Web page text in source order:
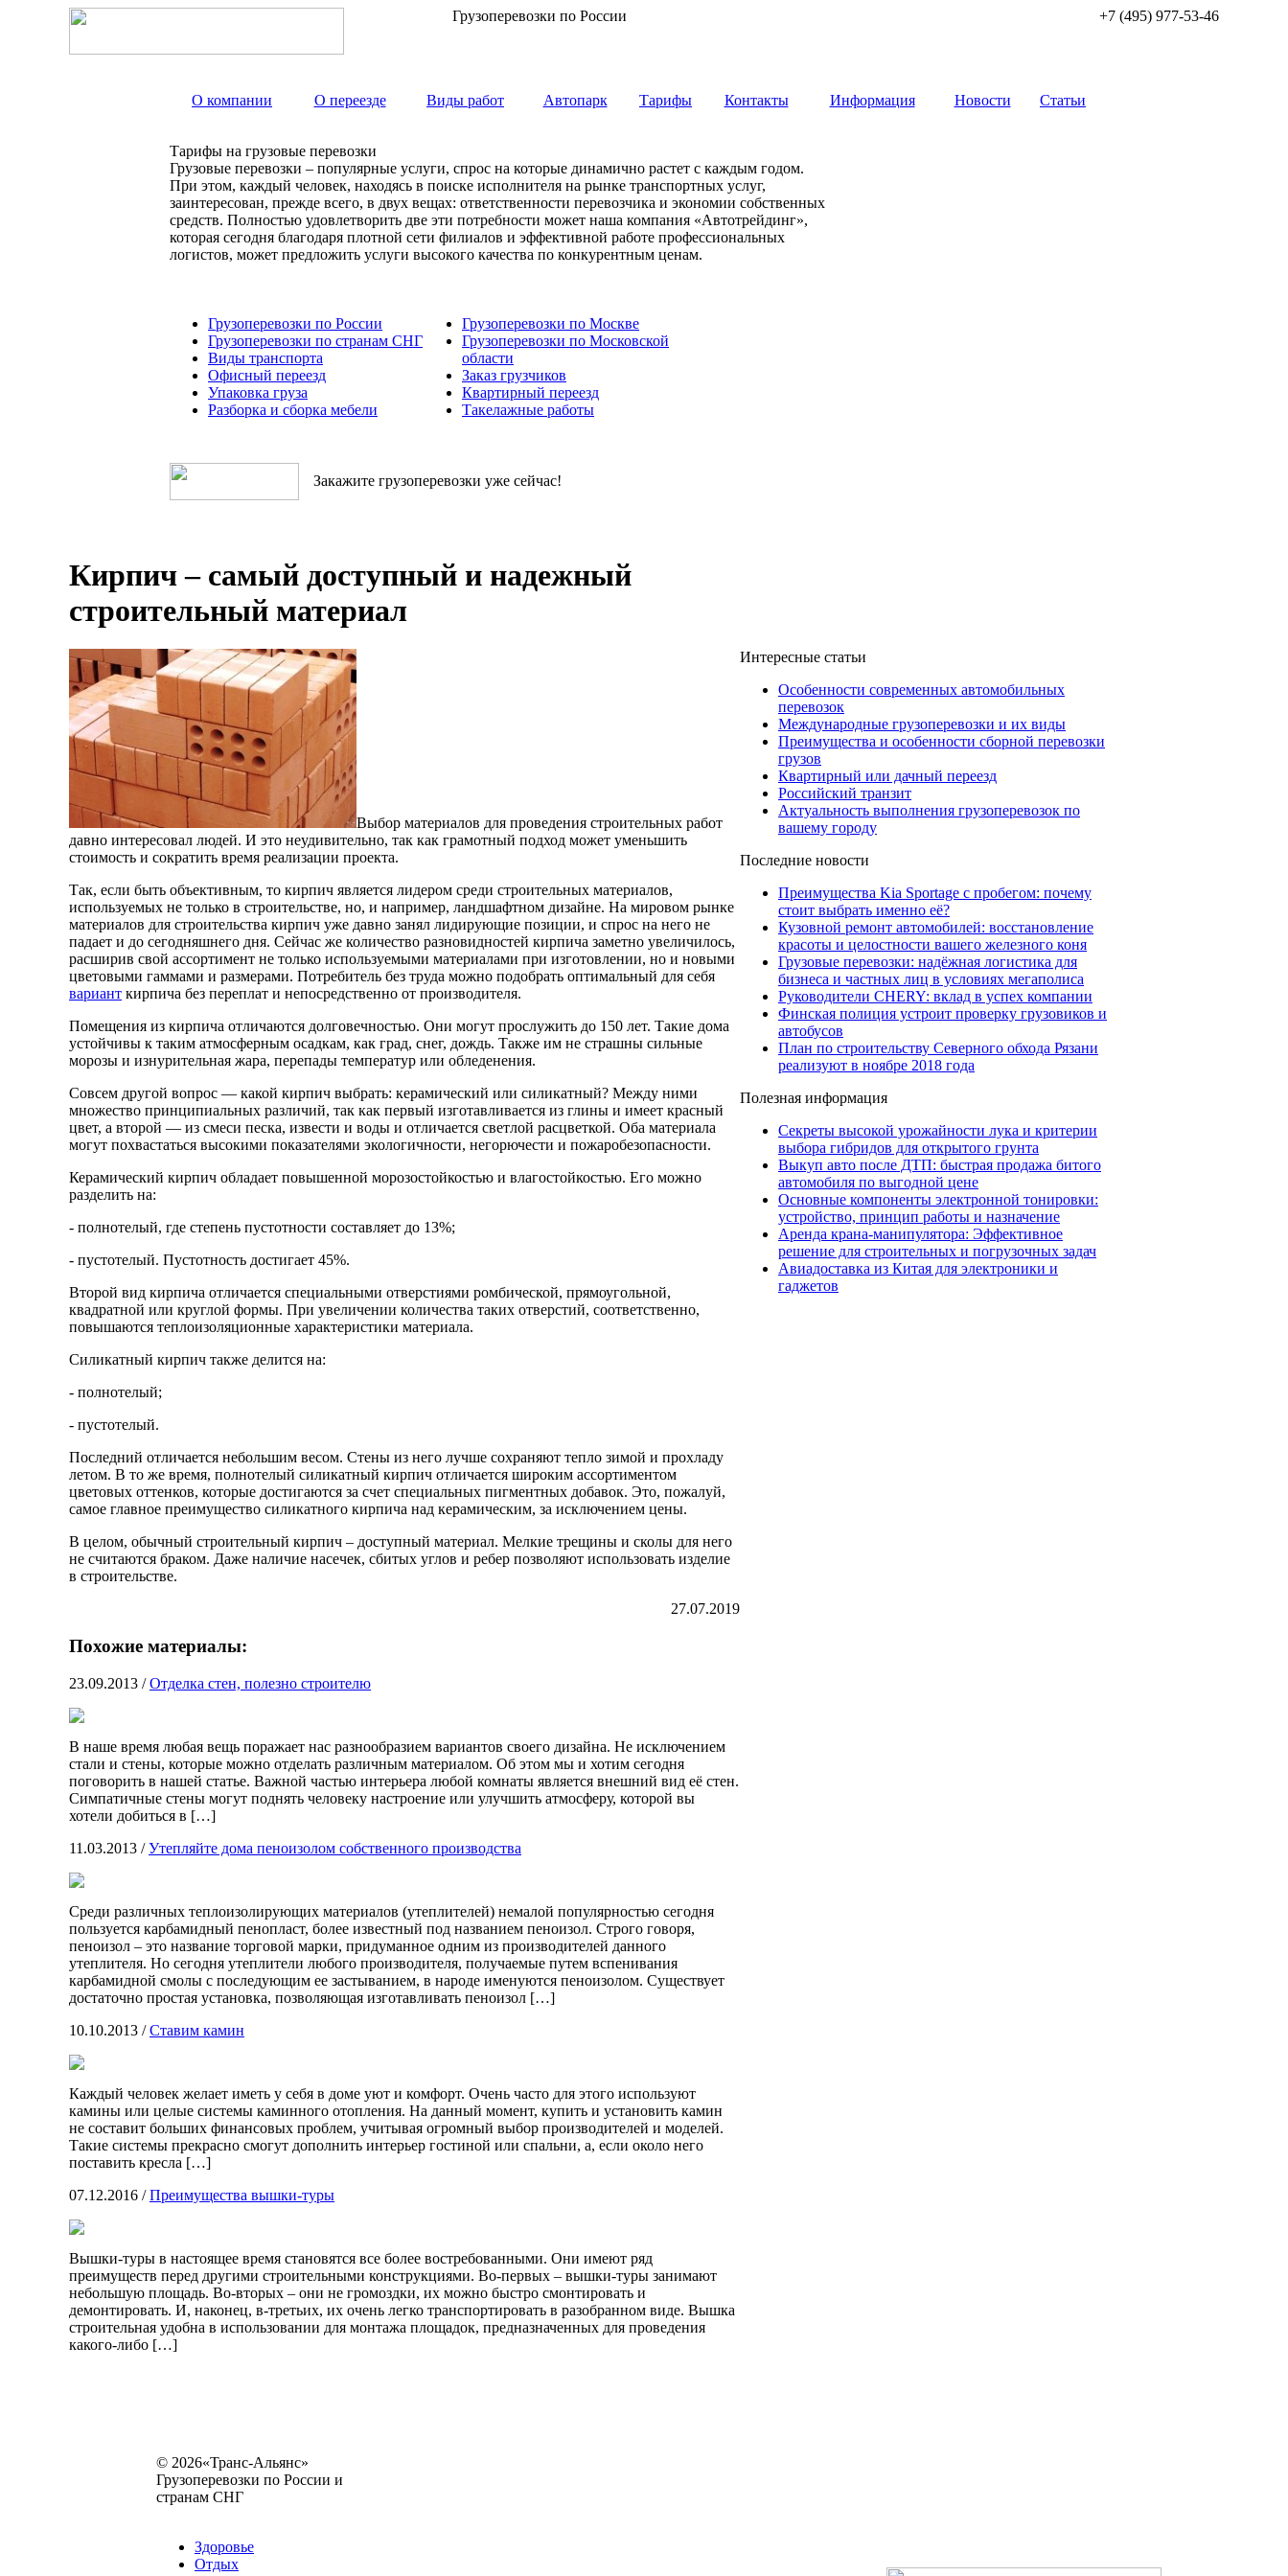
Грузоперевозки по России +7 (495) 977-53-46
О компании О переезде Виды работ Автопарк Тарифы Контакты Информация Новости Статьи
Тарифы на грузовые перевозки
Грузовые перевозки – популярные услуги, спрос на которые динамично растет с каждым годом.
При этом, каждый человек, находясь в поиске исполнителя на рынке транспортных услуг,
заинтересован, прежде всего, в двух вещах: ответственности перевозчика и экономии собственных
средств. Полностью удовлетворить две эти потребности может наша компания «Автотрейдинг»,
которая сегодня благодаря плотной сети филиалов и эффективной работе профессиональных
логистов, может предложить услуги высокого качества по конкурентным ценам.
Грузоперевозки по России
Грузоперевозки по странам СНГ
Виды транспорта
Офисный переезд
Упаковка груза
Разборка и сборка мебели
Грузоперевозки по Москве
Грузоперевозки по Московской
области
Заказ грузчиков
Квартирный переезд
Такелажные работы
Закажите грузоперевозки уже сейчас!
Кирпич – самый доступный и надежный
строительный материал
Выбор материалов для проведения строительных работ
давно интересовал людей. И это неудивительно, так как грамотный подход может уменьшить
стоимость и сократить время реализации проекта.
Так, если быть объективным, то кирпич является лидером среди строительных материалов,
используемых не только в строительстве, но, и например, ландшафтном дизайне. На мировом рынке
материалов для строительства кирпич уже давно занял лидирующие позиции, и спрос на него не
падает и до сегодняшнего дня. Сейчас же количество разновидностей кирпича заметно увеличилось,
расширив свой ассортимент не только используемыми материалами при изготовлении, но и новыми
цветовыми гаммами и размерами. Потребитель без труда можно подобрать оптимальный для себя
вариант кирпича без переплат и непосредственно от производителя.
Помещения из кирпича отличаются долговечностью. Они могут прослужить до 150 лет. Такие дома
устойчивы к таким атмосферным осадкам, как град, снег, дождь. Также им не страшны сильные
морозы и изнурительная жара, перепады температур или обледенения.
Совсем другой вопрос — какой кирпич выбрать: керамический или силикатный? Между ними
множество принципиальных различий, так как первый изготавливается из глины и имеет красный
цвет, а второй — из смеси песка, извести и воды и отличается светлой расцветкой. Оба материала
могут похвастаться высокими показателями экологичности, негорючести и пожаробезопасности.
Керамический кирпич обладает повышенной морозостойкостью и влагостойкостью. Его можно
разделить на:
- полнотелый, где степень пустотности составляет до 13%;
- пустотелый. Пустотность достигает 45%.
Второй вид кирпича отличается специальными отверстиями ромбической, прямоугольной,
квадратной или круглой формы. При увеличении количества таких отверстий, соответственно,
повышаются теплоизоляционные характеристики материала.
Силикатный кирпич также делится на:
- полнотелый;
- пустотелый.
Последний отличается небольшим весом. Стены из него лучше сохраняют тепло зимой и прохладу
летом. В то же время, полнотелый силикатный кирпич отличается широким ассортиментом
цветовых оттенков, которые достигаются за счет специальных пигментных добавок. Это, пожалуй,
самое главное преимущество силикатного кирпича над керамическим, за исключением цены.
В целом, обычный строительный кирпич – доступный материал. Мелкие трещины и сколы для него
не считаются браком. Даже наличие насечек, сбитых углов и ребер позволяют использовать изделие
в строительстве.
27.07.2019
Похожие материалы:
23.09.2013 /Отделка стен, полезно строителю
В наше время любая вещь поражает нас разнообразием вариантов своего дизайна. Не исключением
стали и стены, которые можно отделать различным материалом. Об этом мы и хотим сегодня
поговорить в нашей статье. Важной частью интерьера любой комнаты является внешний вид её стен.
Симпатичные стены могут поднять человеку настроение или улучшить атмосферу, которой вы
хотели добиться в […]
11.03.2013 /Утепляйте дома пеноизолом собственного производства
Среди различных теплоизолирующих материалов (утеплителей) немалой популярностью сегодня
пользуется карбамидный пенопласт, более известный под названием пеноизол. Строго говоря,
пеноизол – это название торговой марки, придуманное одним из производителей данного
утеплителя. Но сегодня утеплители любого производителя, получаемые путем вспенивания
карбамидной смолы с последующим ее застыванием, в народе именуются пеноизолом. Существует
достаточно простая установка, позволяющая изготавливать пеноизол […]
10.10.2013 /Ставим камин
Каждый человек желает иметь у себя в доме уют и комфорт. Очень часто для этого используют
камины или целые системы каминного отопления. На данный момент, купить и установить камин
не составит больших финансовых проблем, учитывая огромный выбор производителей и моделей.
Такие системы прекрасно смогут дополнить интерьер гостиной или спальни, а, если около него
поставить кресла […]
07.12.2016 /Преимущества вышки-туры
Вышки-туры в настоящее время становятся все более востребованными. Они имеют ряд
преимуществ перед другими строительными конструкциями. Во-первых – вышки-туры занимают
небольшую площадь. Во-вторых – они не громоздки, их можно быстро смонтировать и
демонтировать. И, наконец, в-третьих, их очень легко транспортировать в разобранном виде. Вышка
строительная удобна в использовании для монтажа площадок, предназначенных для проведения
какого-либо […]
Интересные статьи
Особенности современных автомобильных
перевозок
Международные грузоперевозки и их виды
Преимущества и особенности сборной перевозки
грузов
Квартирный или дачный переезд
Российский транзит
Актуальность выполнения грузоперевозок по
вашему городу
Последние новости
Преимущества Kia Sportage с пробегом: почему
стоит выбрать именно её?
Кузовной ремонт автомобилей: восстановление
красоты и целостности вашего железного коня
Грузовые перевозки: надёжная логистика для
бизнеса и частных лиц в условиях мегаполиса
Руководители CHERY: вклад в успех компании
Финская полиция устроит проверку грузовиков и
автобусов
План по строительству Северного обхода Рязани
реализуют в ноябре 2018 года
Полезная информация
Секреты высокой урожайности лука и критерии
выбора гибридов для открытого грунта
Выкуп авто после ДТП: быстрая продажа битого
автомобиля по выгодной цене
Основные компоненты электронной тонировки:
устройство, принцип работы и назначение
Аренда крана-манипулятора: Эффективное
решение для строительных и погрузочных задач
Авиадоставка из Китая для электроники и
гаджетов
© 2026«Транс-Альянс»
Грузоперевозки по России и
странам СНГ
Здоровье
Отдых